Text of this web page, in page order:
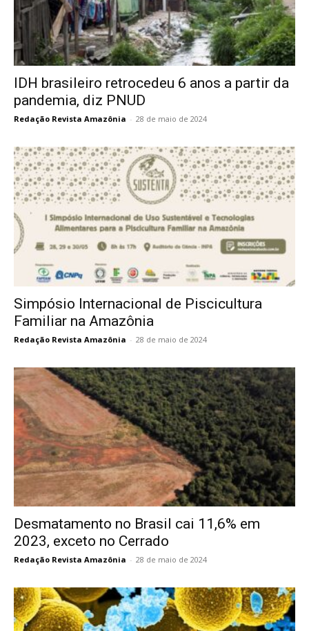
IDH brasileiro retrocedeu 6 anos a partir da
pandemia, diz PNUD
Redação Revista Amazônia - 28 de maio de 2024
Simpósio Internacional de Piscicultura
Familiar na Amazônia
Redação Revista Amazônia - 28 de maio de 2024
Desmatamento no Brasil cai 11,6% em
2023, exceto no Cerrado
Redação Revista Amazônia - 28 de maio de 2024